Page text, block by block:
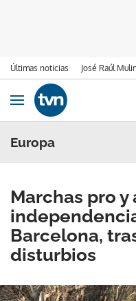
Últimas noticias José Raúl
Ir al contenido
Obrir navegació
Europa
Marchas pro y
Barcelona,
disturbios